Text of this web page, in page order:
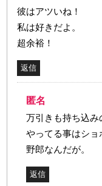
彼はアツいね！
私は好きだよ。
超余裕！
返信
匿名
万引きも持ち込み
やってる事はシ
野郎なんだが。
返信